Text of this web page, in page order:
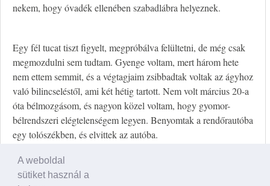
nekem, hogy óvadék ellenében szabadlábra helyeznek.
Egy fél tucat tiszt figyelt, megpróbálva felültetni, de még csak
megmozdulni sem tudtam. Gyenge voltam, mert három hete
nem ettem semmit, és a végtagjaim zsibbadtak voltak az ágyhoz
való bilincseléstől, ami két hétig tartott. Nem volt március 20-a
óta bélmozgásom, és nagyon közel voltam, hogy gyomor-
bélrendszeri elégtelenségem legyen. Benyomtak a rendőrautóba
egy tolószékben, és elvittek az autóba.
Egy tiszt felvette, ahogy visszaszállítanak Huairen megyébe. A
A weboldal
sütiket használ a